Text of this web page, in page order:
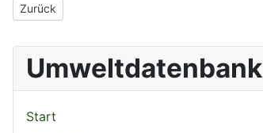
Vorheriger Beitrag: Heizgerät
Zurück
Umweltdatenbank
Start